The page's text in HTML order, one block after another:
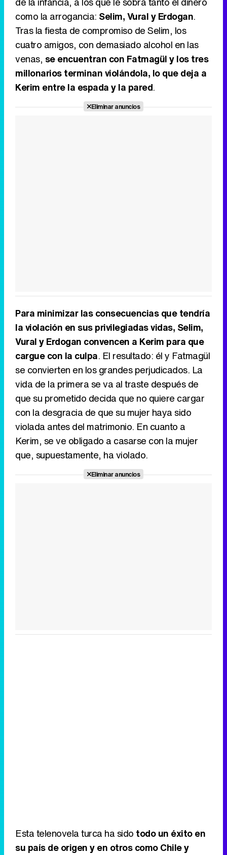
como la arrogancia: Selim, Vural y Erdogan.
Tras la fiesta de compromiso de Selim, los
cuatro amigos, con demasiado alcohol en las
venas, se encuentran con Fatmagül y los tres
millonarios terminan violándola, lo que deja a
Kerim entre la espada y la pared.
Eliminar anuncios
Para minimizar las consecuencias que tendría
la violación en sus privilegiadas vidas, Selim,
Vural y Erdogan convencen a Kerim para que
cargue con la culpa. El resultado: él y Fatmagül
se convierten en los grandes perjudicados. La
vida de la primera se va al traste después de
que su prometido decida que no quiere cargar
con la desgracia de que su mujer haya sido
violada antes del matrimonio. En cuanto a
Kerim, se ve obligado a casarse con la mujer
que, supuestamente, ha violado.
Eliminar anuncios
Esta telenovela turca ha sido todo un éxito en
su país de origen y en otros como Chile y